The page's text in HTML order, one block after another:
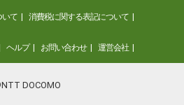
いて 消費税に関する表記について
ヘルプ お問い合わせ 運営会社
DOCOMO